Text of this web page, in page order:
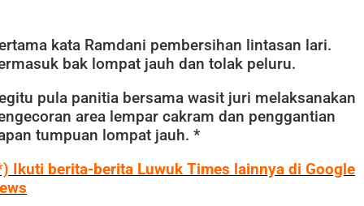
kata Ramdani pembersihan lintasan lari.
bak lompat jauh dan tolak peluru.
pula panitia bersama wasit juri melaksanakan
area lempar cakram dan penggantian
tumpuan lompat jauh. *
Ikuti berita-berita Luwuk Times lainnya di Google